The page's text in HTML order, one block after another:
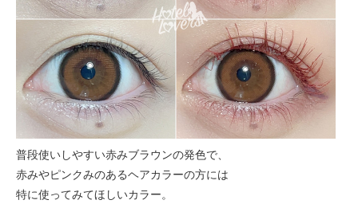
普段使いしやすい赤みブラウンの発色で、
赤みやピンクみのあるヘアカラーの方には
特に使ってみてほしいカラー。